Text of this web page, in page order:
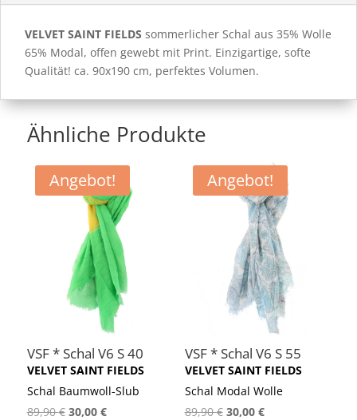
VELVET SAINT FIELDS sommerlicher Schal aus 35% Wolle
65% Modal, offen gewebt mit Print. Einzigartige, softe
Qualität! ca. 90x190 cm, perfektes Volumen.
Ähnliche Produkte
Angebot!
VSF * Schal V6 S 40
VELVET SAINT FIELDS
Schal Baumwoll-Slub
89,90€ Ursprünglicher
30,00 €Aktueller
Angebot!
VSF * Schal V6 S 55
VELVET SAINT FIELDS
Schal Modal Wolle
89,90€ Ursprünglicher
30,00 €Aktueller